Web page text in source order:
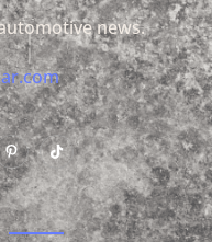
news.